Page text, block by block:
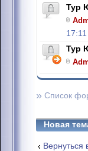
Тур
17:11
Тур
» Список
Новая